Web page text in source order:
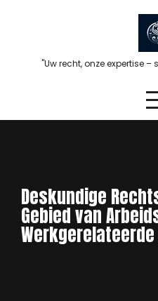
"Uw recht, onze expertise
Deskundige
Gebied van